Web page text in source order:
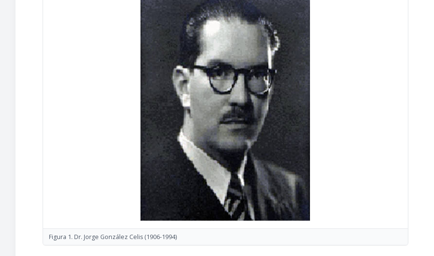
Figura 1. Dr. Jorge González Celis (1906-1994)